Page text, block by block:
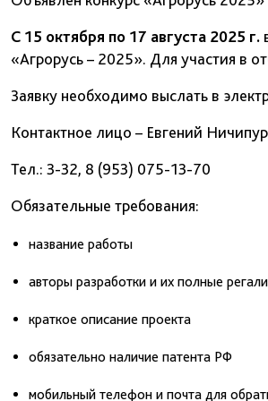
С 15 октября по 17 августа 2025 г.
«Агрорусь – 2025». Для участия в
Заявку необходимо выслать в
Контактное лицо – Евгений
Тел.: 3-32, 8 (953) 075-13-70
Обязательные требования:
название работы
авторы разработки и их полные
краткое описание проекта
обязательно наличие патента РФ
мобильный телефон и почта для